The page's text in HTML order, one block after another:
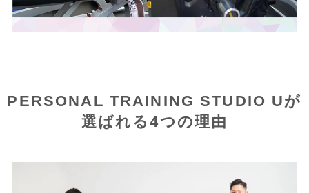
PERSONAL TRAINING STUDIO Uが
選ばれる4つの理由